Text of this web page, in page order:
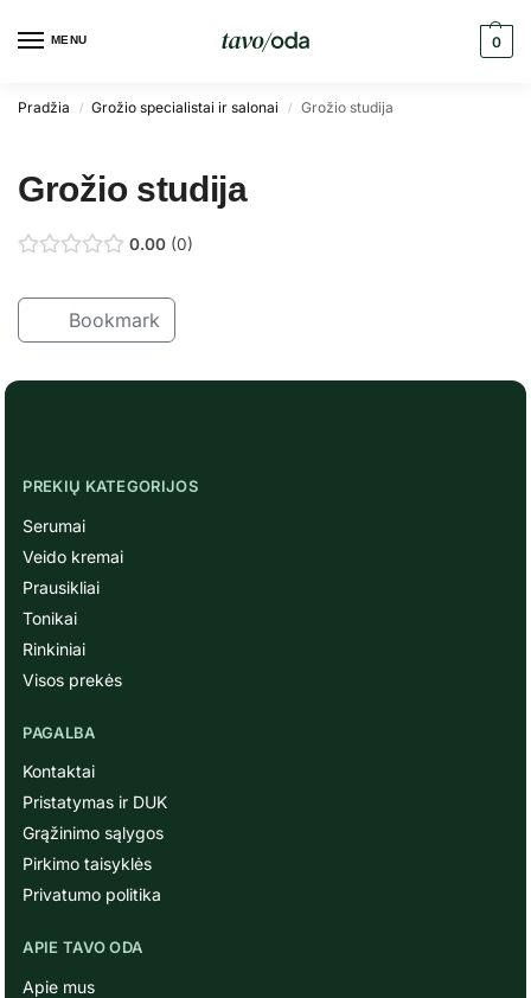
MENU 0
Pradžia / Grožio specialistai ir salonai / Grožio studija
Grožio studija
0.00 0
Bookmark
PREKIŲ KATEGORIJOS
Serumai
Veido kremai
Prausikliai
Tonikai
Rinkiniai
Visos prekės
PAGALBA
Kontaktai
Pristatymas ir DUK
Grąžinimo sąlygos
Pirkimo taisyklės
Privatumo politika
APIE TAVO ODA
Apie mus